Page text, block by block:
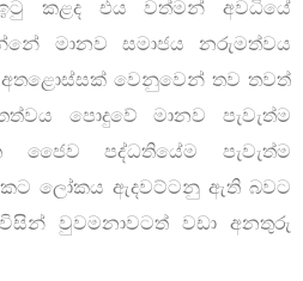
ඉටු කළද එය වත්මන් අවධියේ
මානව සමාජය නරුමත්වය
අතළොස්සක් වෙනුවෙන් තව තවත්
පොදුවේ මානව පැවැත්ම
පද්ධතියේම පැවැත්ම
ලෝකය ඇදවට්ටනු ඇති බවට
වුවමනාවටත් වඩා අනතුරු